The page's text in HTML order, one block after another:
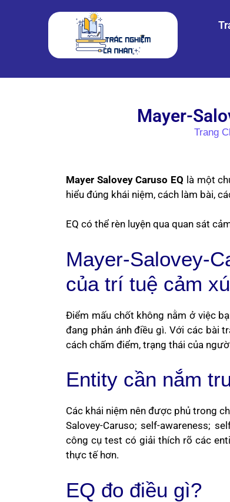
Mayer-
Trang
Mayer Salovey Caruso EQ là một
hiểu đúng khái niệm, cách làm bài,
EQ có thể rèn luyện qua quan sát
Mayer-Salovey-
của trí tuệ cảm
Điểm mấu chốt không nằm ở việc
đang phản ánh điều gì. Với các bài
cách chấm điểm, trạng thái của
Entity cần nắm
Các khái niệm nên được phủ trong
Salovey-Caruso; self-awareness;
công cụ test có giải thích rõ các
thực tế hơn.
EQ đo điều gì?